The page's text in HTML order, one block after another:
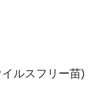
ルスフリー苗)